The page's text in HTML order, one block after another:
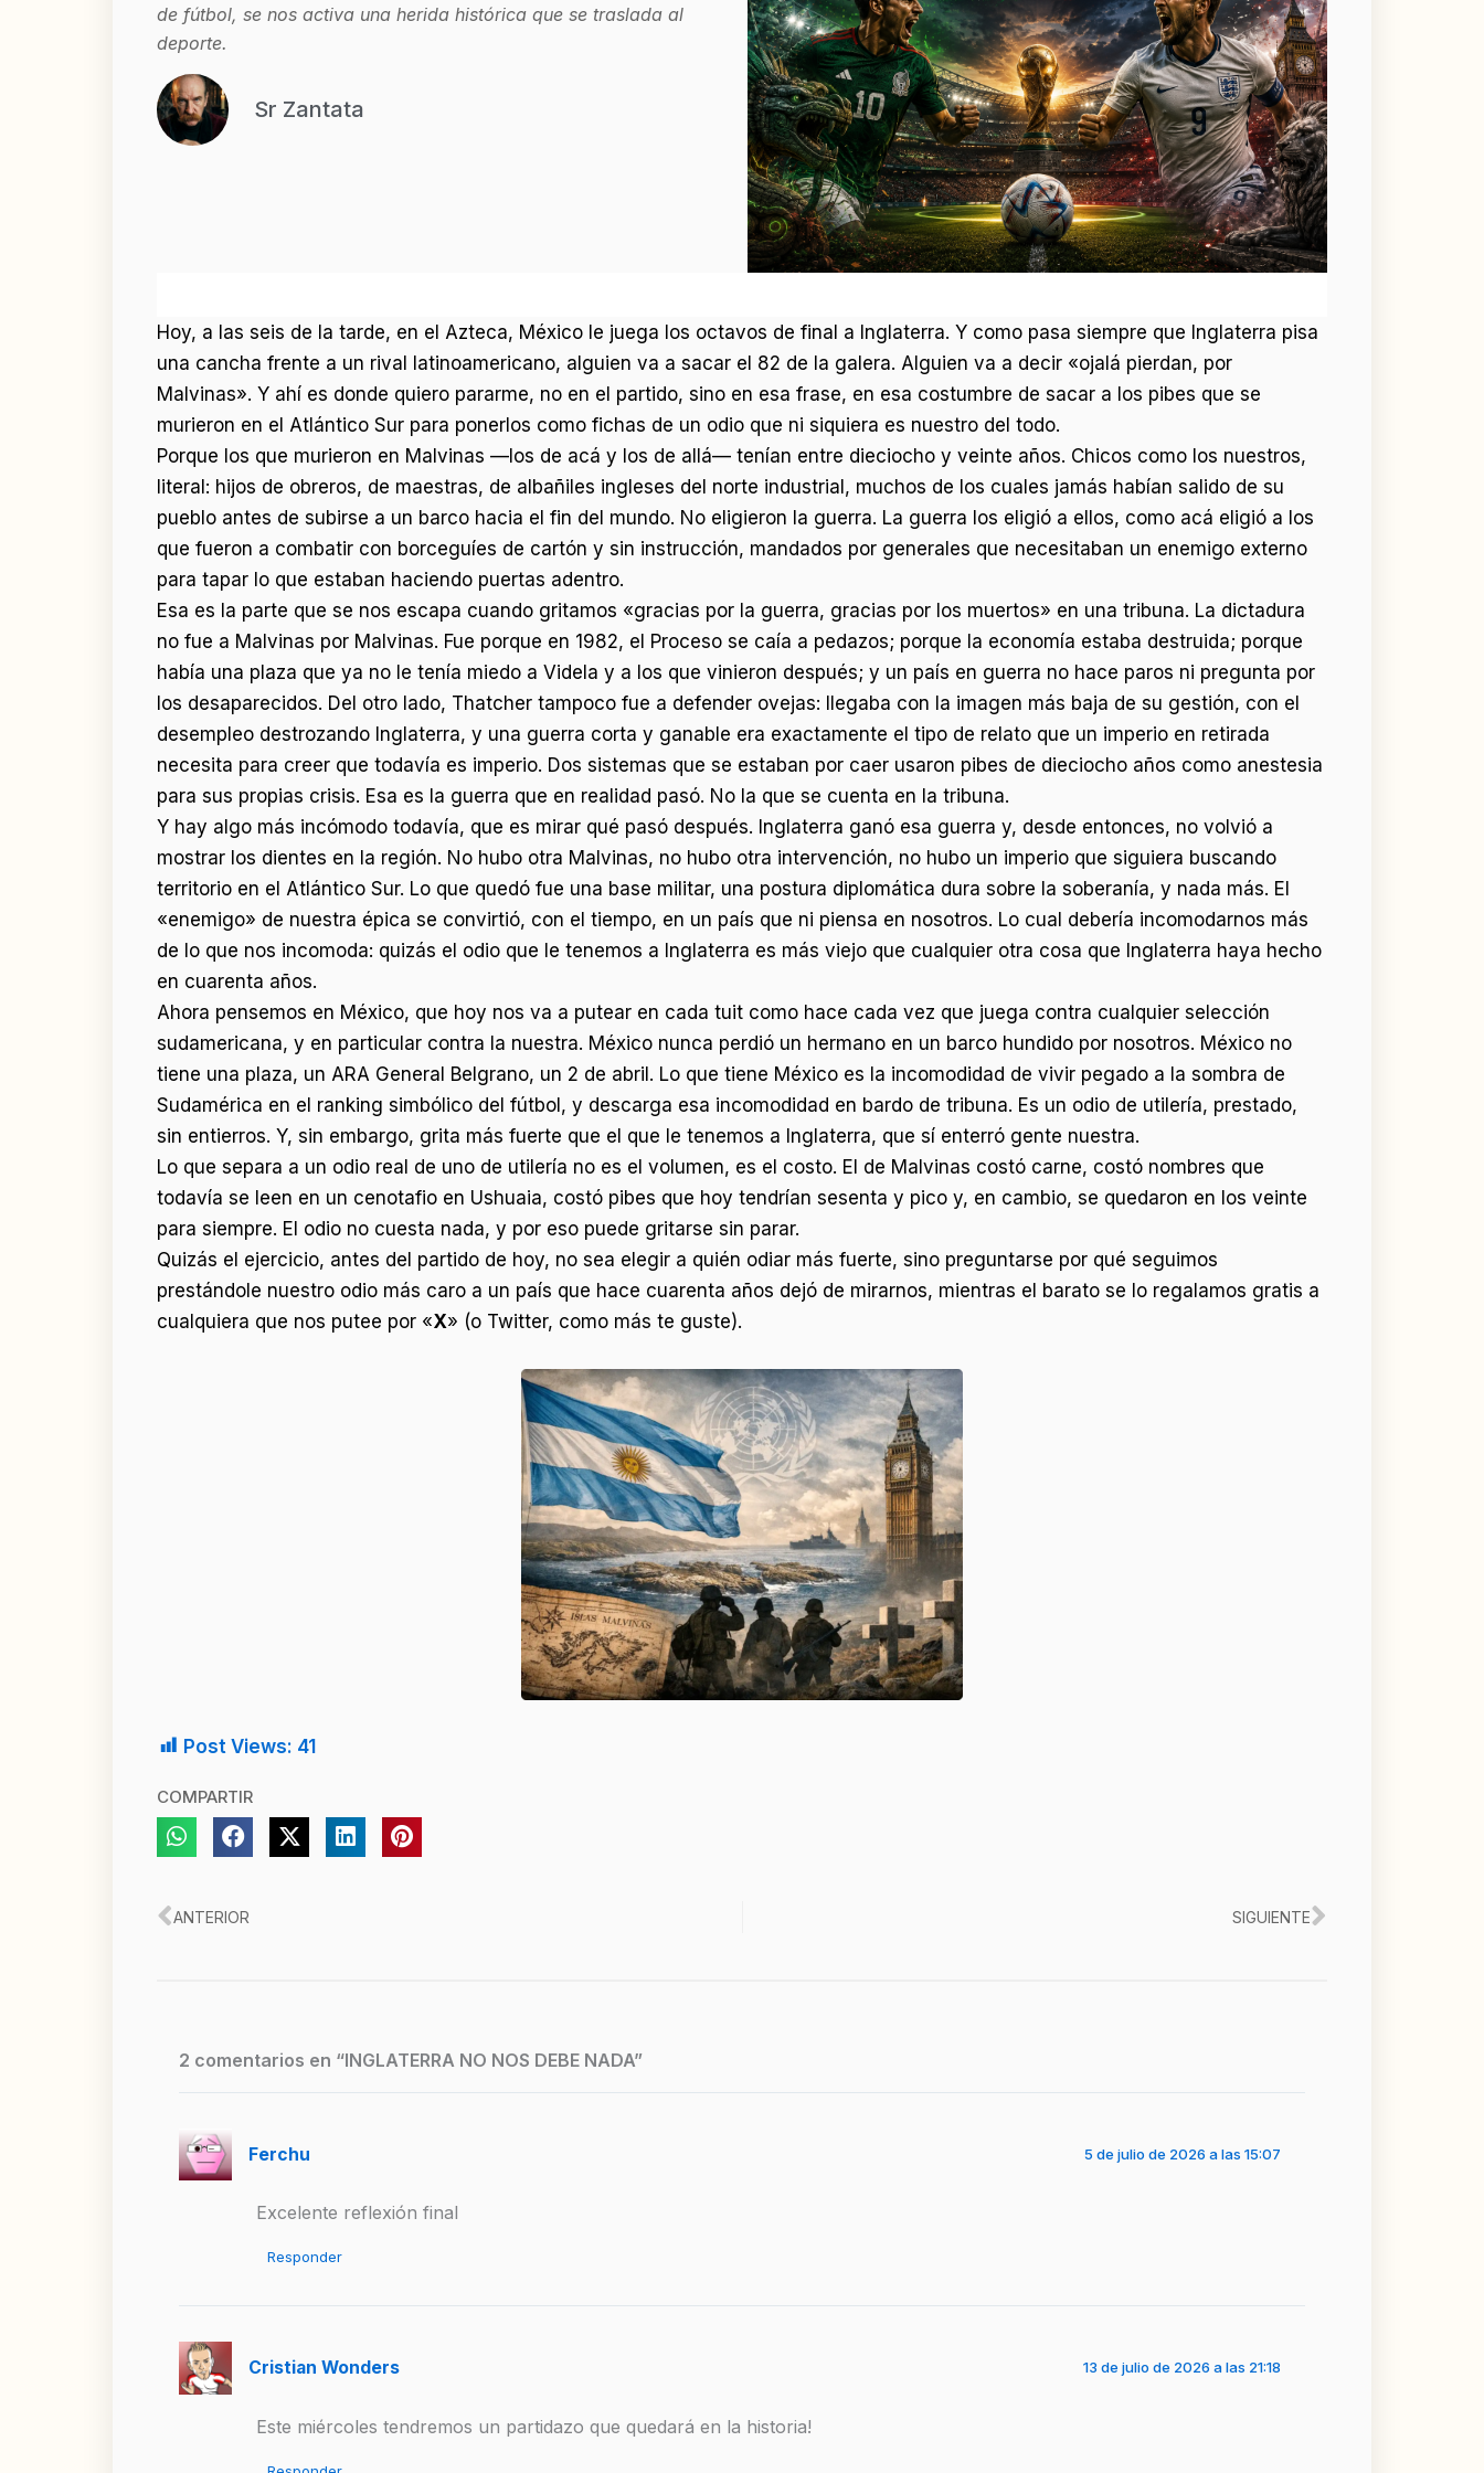
de fútbol, se nos activa una herida histórica que se traslada al
deporte.
Sr Zantata
Hoy, a las seis de la tarde, en el Azteca, México le juega los octavos de final a Inglaterra. Y como pasa siempre que Inglaterra pisa
una cancha frente a un rival latinoamericano, alguien va a sacar el 82 de la galera. Alguien va a decir «ojalá pierdan, por
Malvinas». Y ahí es donde quiero pararme, no en el partido, sino en esa frase, en esa costumbre de sacar a los pibes que se
murieron en el Atlántico Sur para ponerlos como fichas de un odio que ni siquiera es nuestro del todo.
Porque los que murieron en Malvinas —los de acá y los de allá— tenían entre dieciocho y veinte años. Chicos como los nuestros,
literal: hijos de obreros, de maestras, de albañiles ingleses del norte industrial, muchos de los cuales jamás habían salido de su
pueblo antes de subirse a un barco hacia el fin del mundo. No eligieron la guerra. La guerra los eligió a ellos, como acá eligió a los
que fueron a combatir con borceguíes de cartón y sin instrucción, mandados por generales que necesitaban un enemigo externo
para tapar lo que estaban haciendo puertas adentro.
Esa es la parte que se nos escapa cuando gritamos «gracias por la guerra, gracias por los muertos» en una tribuna. La dictadura
no fue a Malvinas por Malvinas. Fue porque en 1982, el Proceso se caía a pedazos; porque la economía estaba destruida; porque
había una plaza que ya no le tenía miedo a Videla y a los que vinieron después; y un país en guerra no hace paros ni pregunta por
los desaparecidos. Del otro lado, Thatcher tampoco fue a defender ovejas: llegaba con la imagen más baja de su gestión, con el
desempleo destrozando Inglaterra, y una guerra corta y ganable era exactamente el tipo de relato que un imperio en retirada
necesita para creer que todavía es imperio. Dos sistemas que se estaban por caer usaron pibes de dieciocho años como anestesia
para sus propias crisis. Esa es la guerra que en realidad pasó. No la que se cuenta en la tribuna.
Y hay algo más incómodo todavía, que es mirar qué pasó después. Inglaterra ganó esa guerra y, desde entonces, no volvió a
mostrar los dientes en la región. No hubo otra Malvinas, no hubo otra intervención, no hubo un imperio que siguiera buscando
territorio en el Atlántico Sur. Lo que quedó fue una base militar, una postura diplomática dura sobre la soberanía, y nada más. El
«enemigo» de nuestra épica se convirtió, con el tiempo, en un país que ni piensa en nosotros. Lo cual debería incomodarnos más
de lo que nos incomoda: quizás el odio que le tenemos a Inglaterra es más viejo que cualquier otra cosa que Inglaterra haya hecho
en cuarenta años.
Ahora pensemos en México, que hoy nos va a putear en cada tuit como hace cada vez que juega contra cualquier selección
sudamericana, y en particular contra la nuestra. México nunca perdió un hermano en un barco hundido por nosotros. México no
tiene una plaza, un ARA General Belgrano, un 2 de abril. Lo que tiene México es la incomodidad de vivir pegado a la sombra de
Sudamérica en el ranking simbólico del fútbol, y descarga esa incomodidad en bardo de tribuna. Es un odio de utilería, prestado,
sin entierros. Y, sin embargo, grita más fuerte que el que le tenemos a Inglaterra, que sí enterró gente nuestra.
Lo que separa a un odio real de uno de utilería no es el volumen, es el costo. El de Malvinas costó carne, costó nombres que
todavía se leen en un cenotafio en Ushuaia, costó pibes que hoy tendrían sesenta y pico y, en cambio, se quedaron en los veinte
para siempre. El odio no cuesta nada, y por eso puede gritarse sin parar.
Quizás el ejercicio, antes del partido de hoy, no sea elegir a quién odiar más fuerte, sino preguntarse por qué seguimos
prestándole nuestro odio más caro a un país que hace cuarenta años dejó de mirarnos, mientras el barato se lo regalamos gratis a
cualquiera que nos putee por «X» (o Twitter, como más te guste).
Post Views: 41
COMPARTIR
Ant
ANTERIOR SIGUIENTESiguiente
2 comentarios en “INGLATERRA NO NOS DEBE NADA”
Ferchu 5 de julio de 2026 a las 15:07
Excelente reflexión final
Responder
Cristian Wonders 13 de julio de 2026 a las 21:18
Este miércoles tendremos un partidazo que quedará en la historia!